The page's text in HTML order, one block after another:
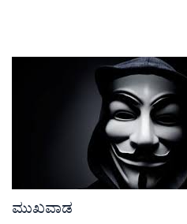
ಮುಖವಾಡ